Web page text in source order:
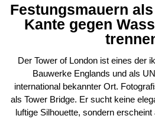
Festungsmauern
Kante gegen
Der Tower of London ist eines der
Bauwerke Englands und als
international bekannter Ort.
als Tower Bridge. Er sucht keine
luftige Silhouette, sondern